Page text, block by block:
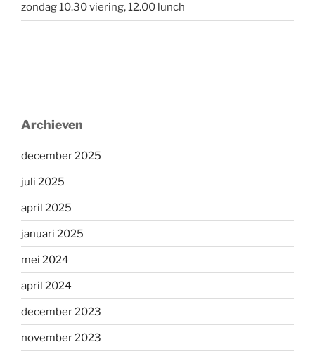
zondag 10.30 viering, 12.00 lunch
Archieven
december 2025
juli 2025
april 2025
januari 2025
mei 2024
april 2024
december 2023
november 2023